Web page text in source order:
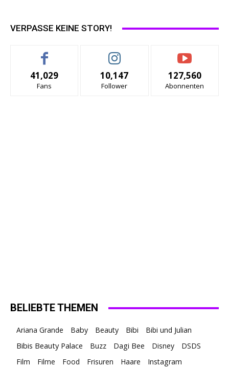
VERPASSE KEINE STORY!
41,029
Fans
10,147
Follower
127,560
Abonnenten
BELIEBTE THEMEN
Ariana Grande Baby Beauty Bibi Bibi und Julian
Bibis Beauty Palace Buzz Dagi Bee Disney
DSDS
Film
Filme Food Frisuren Haare
Instagram